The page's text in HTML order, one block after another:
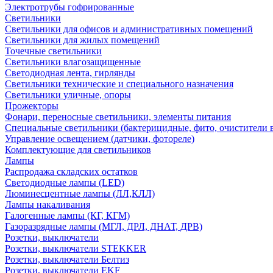
Электротрубы гофрированные
Светильники
Светильники для офисов и административных помещений
Светильники для жилых помещений
Точечные светильники
Светильники влагозащищенные
Светодиодная лента, гирлянды
Светильники технические и специального назначения
Светильники уличные, опоры
Прожекторы
Фонари, переносные светильники, элементы питания
Специальные светильники (бактерицидные, фито, очистители
Управление освещением (датчики, фотореле)
Комплектующие для светильников
Лампы
Распродажа складских остатков
Светодиодные лампы (LED)
Люминесцентные лампы (ЛЛ,КЛЛ)
Лампы накаливания
Галогенные лампы (КГ, КГМ)
Газоразрядные лампы (МГЛ, ДРЛ, ДНАТ, ДРВ)
Розетки, выключатели
Розетки, выключатели STEKKER
Розетки, выключатели Белтиз
Розетки, выключатели EKF